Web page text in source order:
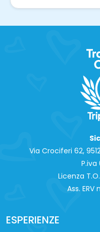
Via Crociferi 62,
P.iva
Licenza
Ass.
ESPERIENZE